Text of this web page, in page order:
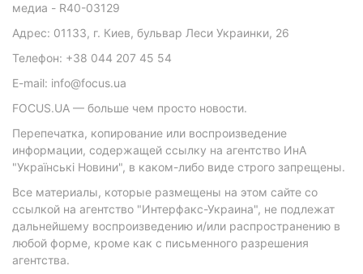
медиа - R40-03129
Адрес: 01133, г. Киев, бульвар Леси Украинки, 26
Телефон: +38 044 207 45 54
E-mail: info@focus.ua
FOCUS.UA — больше чем просто новости.
Перепечатка, копирование или воспроизведение
информации, содержащей ссылку на агентство ИнА
"Українські Новини", в каком-либо виде строго запрещены.
Все материалы, которые размещены на этом сайте со
ссылкой на агентство "Интерфакс-Украина", не подлежат
дальнейшему воспроизведению и/или распространению в
любой форме, кроме как с письменного разрешения
агентства.